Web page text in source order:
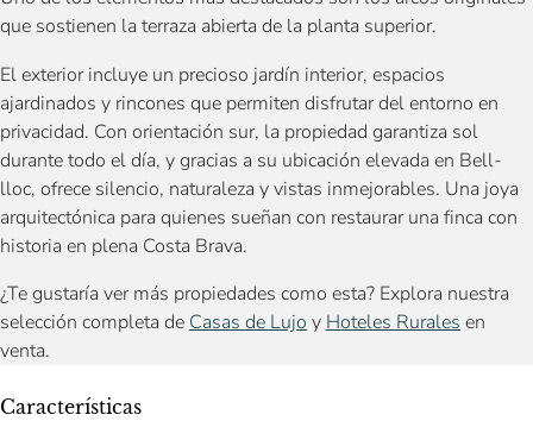
que sostienen la terraza abierta de la planta superior.
El exterior incluye un precioso jardín interior, espacios
ajardinados y rincones que permiten disfrutar del entorno en
privacidad. Con orientación sur, la propiedad garantiza sol
durante todo el día, y gracias a su ubicación elevada en Bell-
lloc, ofrece silencio, naturaleza y vistas inmejorables. Una joya
arquitectónica para quienes sueñan con restaurar una finca con
historia en plena Costa Brava.
¿Te gustaría ver más propiedades como esta? Explora nuestra
selección completa de Casas de Lujo y Hoteles Rurales en
venta.
Características